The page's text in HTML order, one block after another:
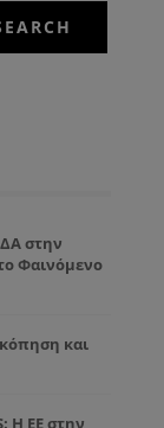
στην
Φαινόμενο
και
Η ΕΕ στην